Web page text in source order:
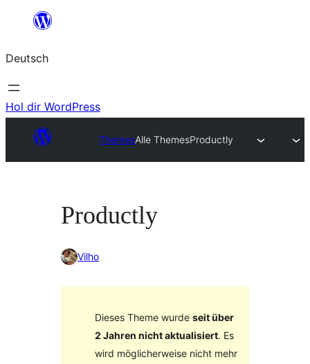
springen
Deutsch
Hol dir WordPress
ThemesAlle ThemesProductly
Productly
Vilho
Dieses Theme wurde seit über
2 Jahren nicht aktualisiert. Es
wird möglicherweise nicht mehr